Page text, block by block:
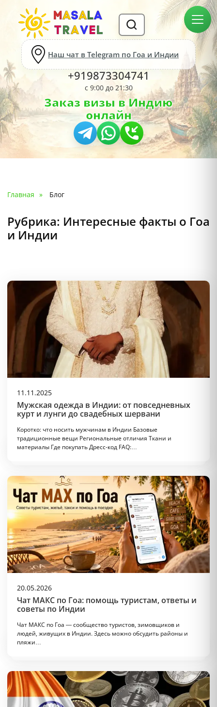
Наш чат в Telegram по Гоа и Индии
+919873304741
с 9:00 до 21:30
Заказ визы в Индию
онлайн
Главная Блог
Рубрика: Интересные факты о Гоа
и Индии
11.11.2025
Мужская одежда в Индии: от повседневных
курт и лунги до свадебных шервани
Коротко: что носить мужчинам в Индии Базовые
традиционные вещи Региональные отличия Ткани и
материалы Где покупать Дресс-код FAQ:…
20.05.2026
Чат МАКС по Гоа: помощь туристам, ответы и
советы по Индии
Чат МАКС по Гоа — сообщество туристов, зимовщиков и
людей, живущих в Индии. Здесь можно обсудить районы и
пляжи…